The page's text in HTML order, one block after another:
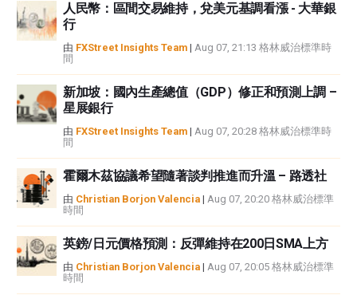
性不作任何陳述。FXStreet和作者將不承擔任何錯誤，遺漏或任何損失，傷害
或損害由此資訊及其顯示或使用引起的。錯誤和遺漏除外。本文作者和
FXStreet並非註冊投資顧問，本文內容無意提供任何投資建議。
人民幣：區間交易維持，兌美元基調看漲 - 大華銀
行
由 FXStreet Insights Team | Aug 07, 21:13 格林威治標準時
間
新加坡：國內生產總值（GDP）修正和預測上調 –
星展銀行
由 FXStreet Insights Team | Aug 07, 20:28 格林威治標準時
間
霍爾木茲協議希望隨著談判推進而升溫 – 路透社
由 Christian Borjon Valencia | Aug 07, 20:20 格林威治標準
時間
英鎊/日元價格預測：反彈維持在200日SMA上方
由 Christian Borjon Valencia | Aug 07, 20:05 格林威治標準
時間